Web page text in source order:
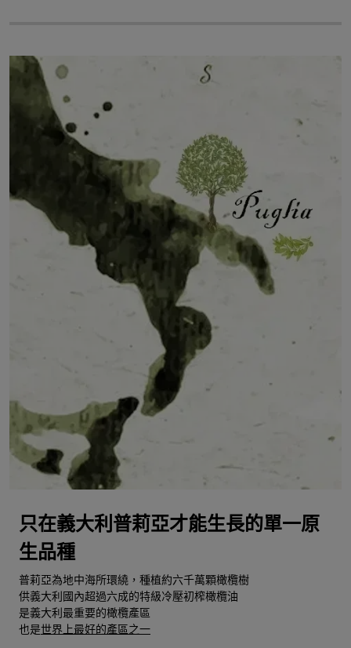
只在義大利普莉亞才能生長的單一原
生品種
普莉亞為地中海所環繞，種植約六千萬顆橄欖樹
供義大利國內超過六成的特級冷壓初榨橄欖油
是義大利最重要的橄欖產區
也是世界上最好的產區之一